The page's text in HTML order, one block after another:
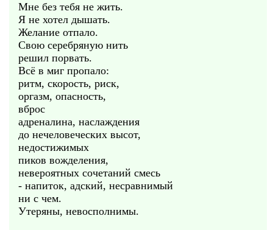
Мне без тебя не жить.
Я не хотел дышать.
Желание отпало.
Свою серебряную нить
решил порвать.
Всё в миг пропало:
ритм, скорость, риск,
оргазм, опасность,
вброс
адреналина, наслаждения
до нечеловеческих высот,
недостижимых
пиков вожделения,
невероятных сочетаний смесь
- напиток, адский, несравнимый
ни с чем.
Утеряны, невосполнимы.